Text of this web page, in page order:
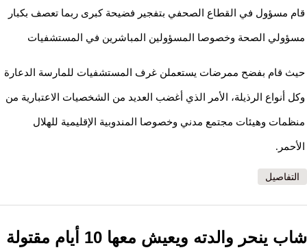
قام مسؤول في القطاع الصحفي بتفجير فضيحة كبرى ربما تعصف بكبار
مسؤولي الصحة وخصوصا المسؤولين المباشرين في المستشفيات
حيث قام بفضح ممرضات يستعملن غرف المستشفيات للمارسة الدعارة
وكل أنواع الرذيلة، الأمر الذي أغضب العديد من الشخصيات الاعتبارية من
منظمات وهيئات مجتمع مدني وخصوصا المندوبية الإقليمية للهلال
الأحمر.
التفاصيل
شاب ينحر والدته ويعيش معها 10 أيام مقتولة